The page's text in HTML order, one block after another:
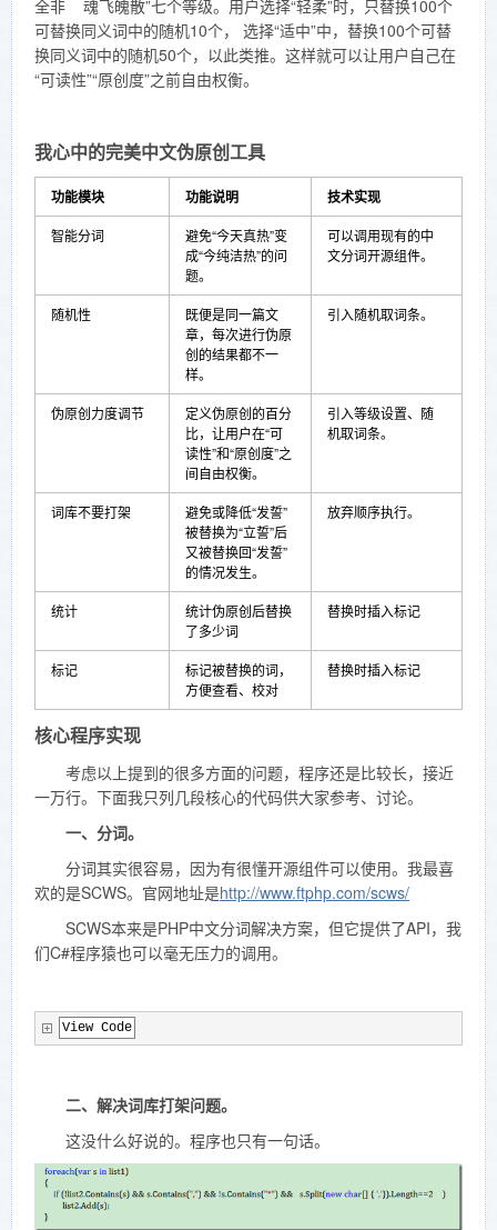
全非 魂飞魄散”七个等级。用户选择“轻柔”时，只替换100个
可替换同义词中的随机10个， 选择“适中”中，替换100个可替
换同义词中的随机50个，以此类推。这样就可以让用户自己在
“可读性”“原创度”之前自由权衡。
我心中的完美中文伪原创工具
功能模块 功能说明 技术实现
智能分词
避免“今天真热”变
成“今纯洁热”的问
题。
可以调用现有的中
文分词开源组件。
随机性
既便是同一篇文
章，每次进行伪原
创的结果都不一
样。
引入随机取词条。
伪原创力度调节
定义伪原创的百分
比，让用户在“可
读性”和“原创度”之
间自由权衡。
引入等级设置、随
机取词条。
词库不要打架
避免或降低“发誓”
被替换为“立誓”后
又被替换回“发誓”
的情况发生。
放弃顺序执行。
统计
统计伪原创后替换
了多少词
替换时插入标记
标记
标记被替换的词，
方便查看、校对
替换时插入标记
核心程序实现
考虑以上提到的很多方面的问题，程序还是比较长，接近
一万行。下面我只列几段核心的代码供大家参考、讨论。
一、分词。
分词其实很容易，因为有很懂开源组件可以使用。我最喜
欢的是SCWS。官网地址是http://www.ftphp.com/scws/
SCWS本来是PHP中文分词解决方案，但它提供了API，我
们C#程序猿也可以毫无压力的调用。
View Code
二、解决词库打架问题。
这没什么好说的。程序也只有一句话。